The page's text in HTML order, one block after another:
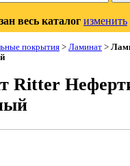
весь каталог изменить
покрытия > Ламинат >
Ritter